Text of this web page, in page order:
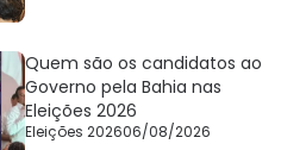
Quem são os candidatos ao
Governo pela Bahia nas
Eleições 2026
Eleições 202606/08/2026